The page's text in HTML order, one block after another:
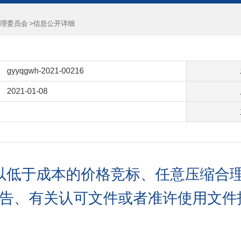
委员会 >信息公开详细
gyyqgwh-2021-00216
2021-01-08
低于成本的价格竞标、任意压缩合
、有关认可文件或者准许使用文